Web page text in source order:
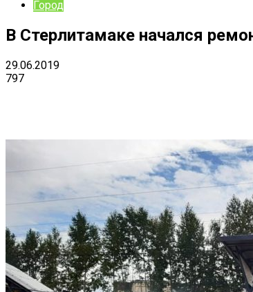
Город
В Стерлитамаке начался
29.06.2019
797